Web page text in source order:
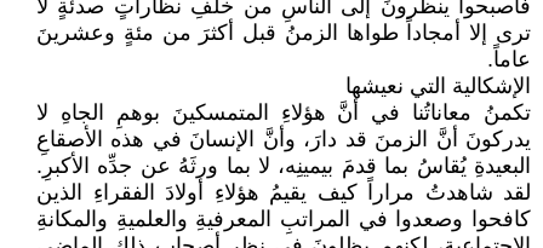
فأصبحوا ينظرونَ إلى الناسِ من خلفِ نظاراتٍ صدئةٍ لا
ترى إلا أمجاداً طواها الزمنُ قبل أكثرَ من مئةٍ وعشرينَ
عاماً.
الإشكالية التي نعيشها
تكمنُ معاناتُنا في أنَّ هؤلاءِ المتمسكينَ بوهمِ الجاهِ لا
يدركونَ أنَّ الزمنَ قد دارَ، وأنَّ الإنسانَ في هذه الأصقاعِ
البعيدةِ يُقاسُ بما قدمَ بيمينِه، لا بما ورثَهُ عن جدِّه الأكبرِ.
لقد شاهدتُ مراراً كيف يقيمُ هؤلاءِ أولادَ الفقراءِ الذين
كافحوا وصعدوا في المراتبِ المعرفيةِ والعلميةِ والمكانةِ